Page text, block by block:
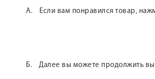
А. Если вам понравился товар,
Б. Далее вы можете продолжить